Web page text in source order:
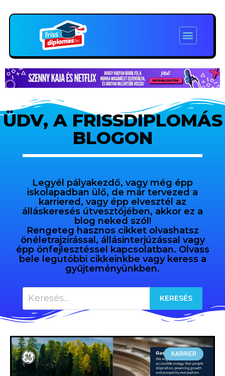
ÜDV, A FRISSDIPLOMÁS
BLOGON
Legyél pályakezdő, vagy még épp
iskolapadban ülő, de már tervezed a
karriered, vagy épp elvesztél az
álláskeresés útvesztőjében, akkor ez a
blog neked szól!
Rengeteg hasznos cikket olvashatsz
önéletrajzírással, állásinterjúzással vagy
épp önfejlesztéssel kapcsolatban. Olvass
bele legutóbbi cikkeinkbe vagy keress a
gyűjteményünkben.
KARRIER